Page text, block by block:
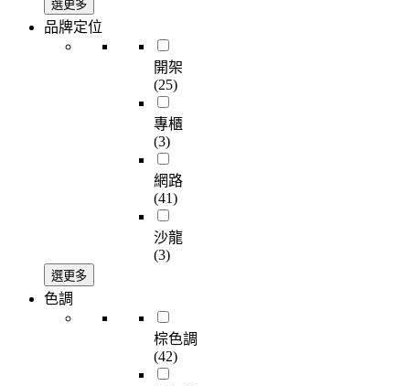
選更多
品牌定位
開架
(25)
專櫃
(3)
網路
(41)
沙龍
(3)
選更多
色調
棕色調
(42)